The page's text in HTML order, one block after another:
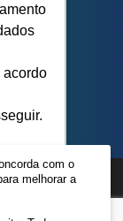
acordo
com o
melhorar a